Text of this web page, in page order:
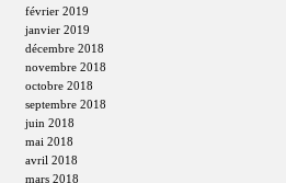
février 2019
janvier 2019
décembre 2018
novembre 2018
octobre 2018
septembre 2018
juin 2018
mai 2018
avril 2018
mars 2018